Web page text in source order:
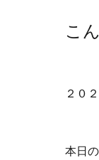
こ
２０
本日